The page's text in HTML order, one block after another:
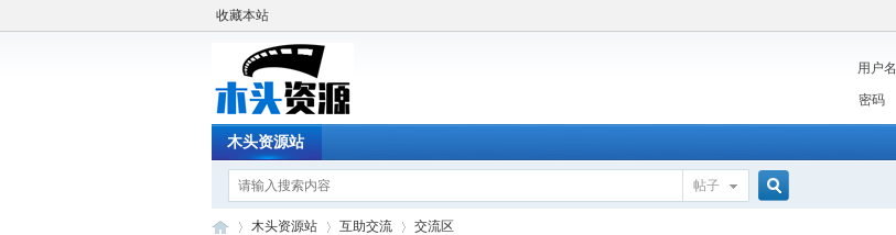
收藏本站
用户名
密码
木头资源站
帖子
木头资源站 互助交流 交流区